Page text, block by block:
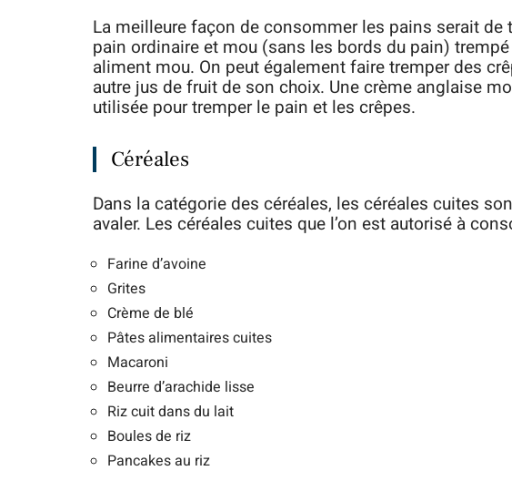
La meilleure façon de consommer les pains serait de
pain ordinaire et mou (sans les bords du pain)
aliment mou. On peut également faire tremper des
autre jus de fruit de son choix. Une crème anglaise
utilisée pour tremper le pain et les crêpes.
Céréales
Dans la catégorie des céréales, les céréales cuites
avaler. Les céréales cuites que l’on est autorisé à
Farine d’avoine
Grites
Crème de blé
Pâtes alimentaires cuites
Macaroni
Beurre d’arachide lisse
Riz cuit dans du lait
Boules de riz
Pancakes au riz